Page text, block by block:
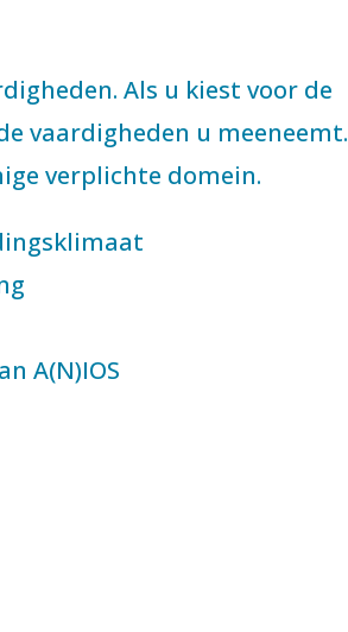
Als u kiest voor de
vaardigheden u meeneemt.
verplichte domein.
A(N)IOS